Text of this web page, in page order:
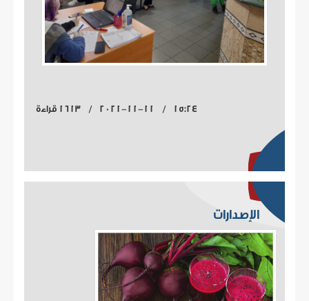
15:24 / 2021-11-11 / 1613 قراءة
الإصدارات